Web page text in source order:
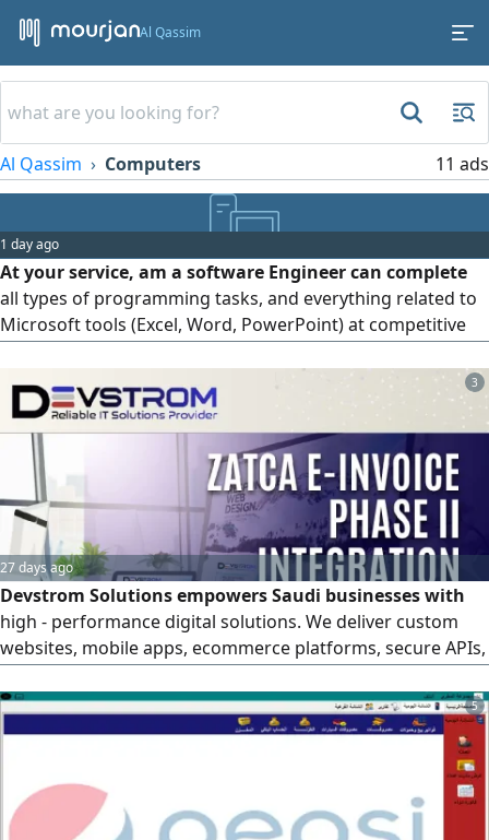
Al Qassim
Al Qassim Computers 11 ads
1 day ago
At your service, am a software Engineer can complete
all types of programming tasks, and everything related to
Microsoft tools (Excel, Word, PowerPoint) at competitive
prices. Contact us at any time
3
27 days ago
Devstrom Solutions empowers Saudi businesses with
high - performance digital solutions. We deliver custom
websites, mobile apps, ecommerce platforms, secure APIs,
ZATCA integrations, SEO, and digital marketing tailored for
the Saudi market. Trusted by companies in KSA for
scalable, compliant, and results - driven technology
5